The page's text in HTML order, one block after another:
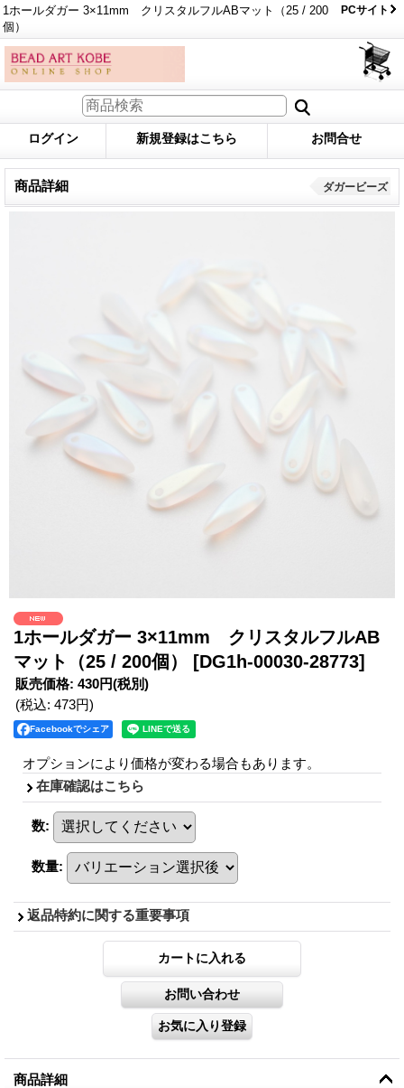
1ホールダガー 3×11mm クリスタルフルABマット（25 / 200
個）
PCサイト
ログイン 新規登録はこちら お問合せ
商品詳細 ダガービーズ
1ホールダガー 3×11mm クリスタルフルAB
マット（25 / 200個） [DG1h-00030-28773]
販売価格: 430円(税別)
(税込: 473円)
Facebookでシェア
オプションにより価格が変わる場合もあります。
在庫確認はこちら
数:
数量:
返品特約に関する重要事項
商品詳細